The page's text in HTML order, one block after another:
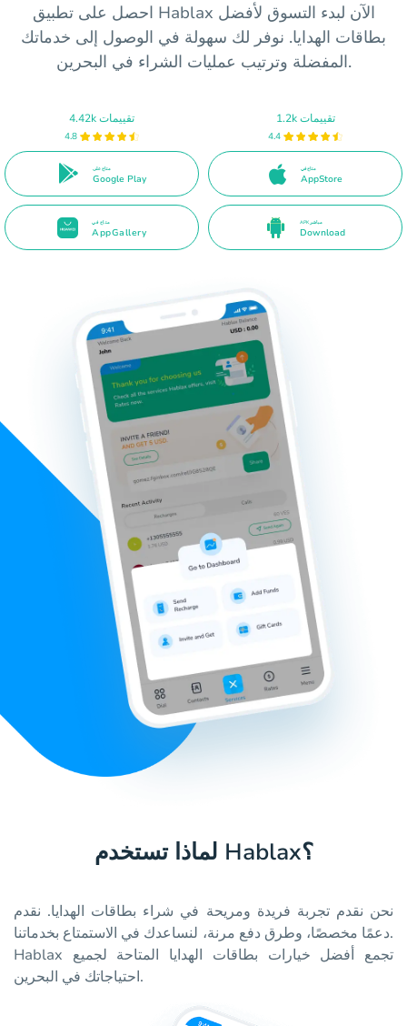
احصل على تطبيق Hablax الآن لبدء التسوق لأفضل
بطاقات الهدايا. نوفر لك سهولة في الوصول إلى خدماتك
المفضلة وترتيب عمليات الشراء في البحرين.
4.42k تقييمات
4.8
متاح على
Google Play
1.2k تقييمات
4.4
متاح في
AppStore
متاح في
AppGallery
APK مباشر
Download
لماذا تستخدم Hablax؟
نحن نقدم تجربة فريدة ومريحة في شراء بطاقات الهدايا. نقدم
دعمًا مخصصًا، وطرق دفع مرنة، لنساعدك في الاستمتاع بخدماتنا.
Hablax تجمع أفضل خيارات بطاقات الهدايا المتاحة لجميع
احتياجاتك في البحرين.